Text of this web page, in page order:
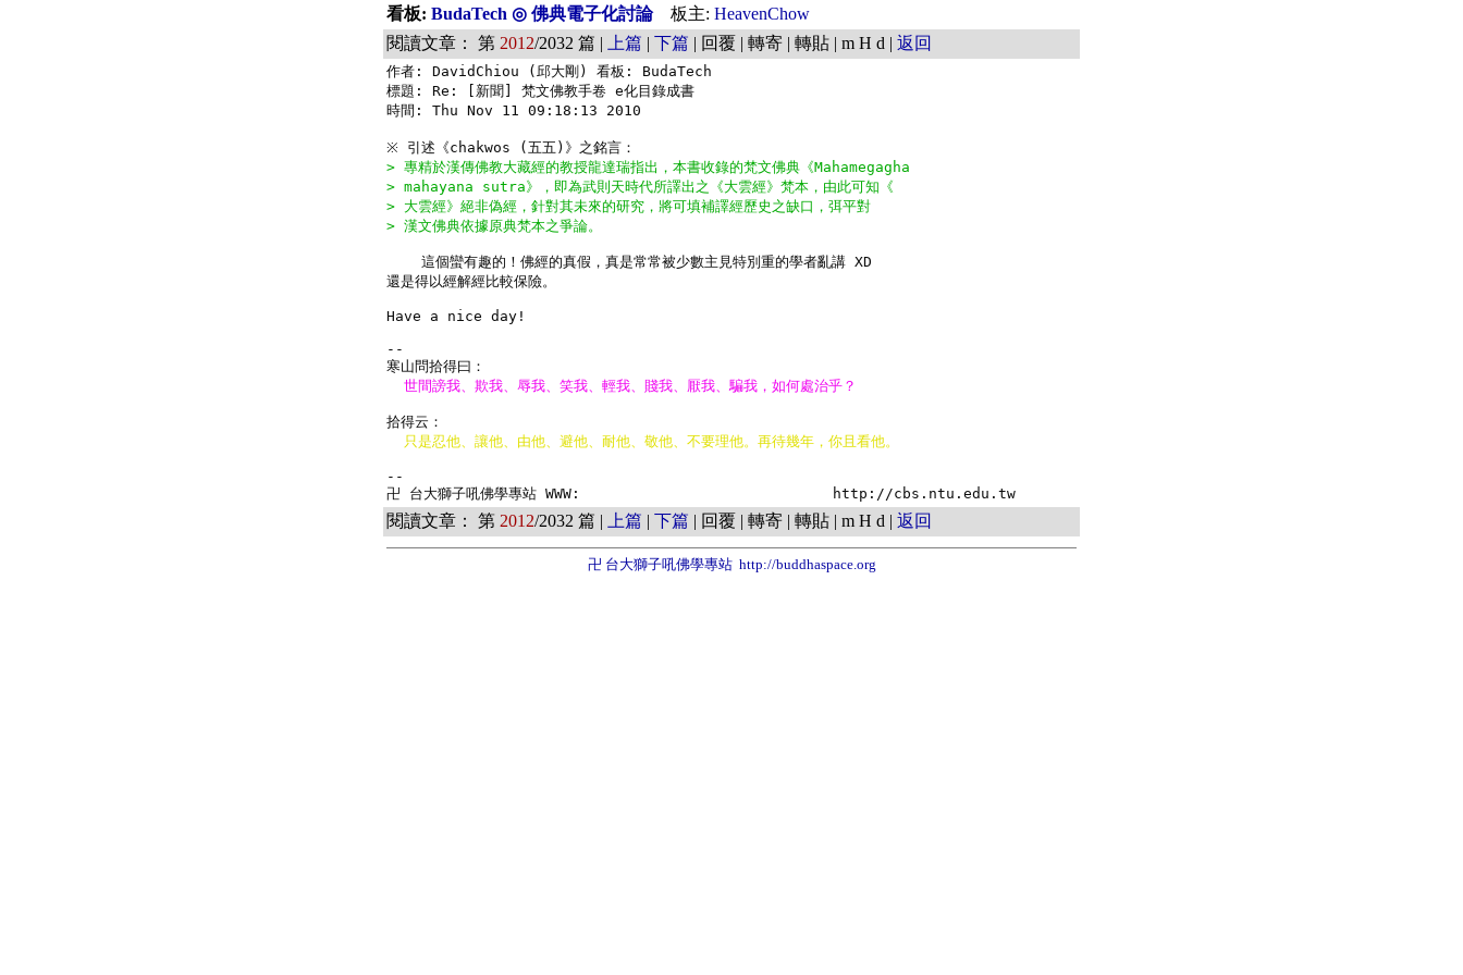
看板: BudaTech ◎ 佛典電子化討論 板主: HeavenChow
閱讀文章： 第 2012/2032 篇 | 上篇 | 下篇 | 回覆 | 轉寄 | 轉貼 | m H d | 返回
作者: DavidChiou (邱大剛) 看板: BudaTech
標題: Re: [新聞] 梵文佛教手卷 e化目錄成書
時間: Thu Nov 11 09:18:13 2010
> 專精於漢傳佛教大藏經的教授龍達瑞指出，本書收錄的梵文佛典《Mahamegagha
> mahayana sutra》，即為武則天時代所譯出之《大雲經》梵本，由此可知《
> 大雲經》絕非偽經，針對其未來的研究，將可填補譯經歷史之缺口，弭平對
> 漢文佛典依據原典梵本之爭論。
    這個蠻有趣的！佛經的真假，真是常常被少數主見特別重的學者亂講 XD
還是得以經解經比較保險。
Have a nice day!
--
--
閱讀文章： 第 2012/2032 篇 | 上篇 | 下篇 | 回覆 | 轉寄 | 轉貼 | m H d | 返回
卍 台大獅子吼佛學專站 http://buddhaspace.org